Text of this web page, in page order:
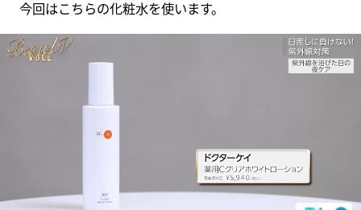
今回はこちらの化粧水を使います。